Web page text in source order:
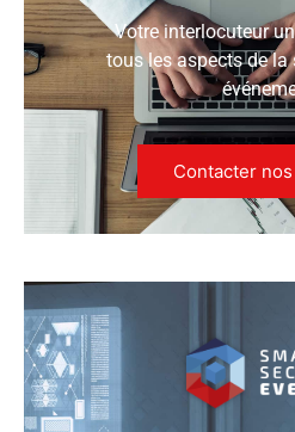
Votre interlocuteur
tous les aspects de la
Contacter